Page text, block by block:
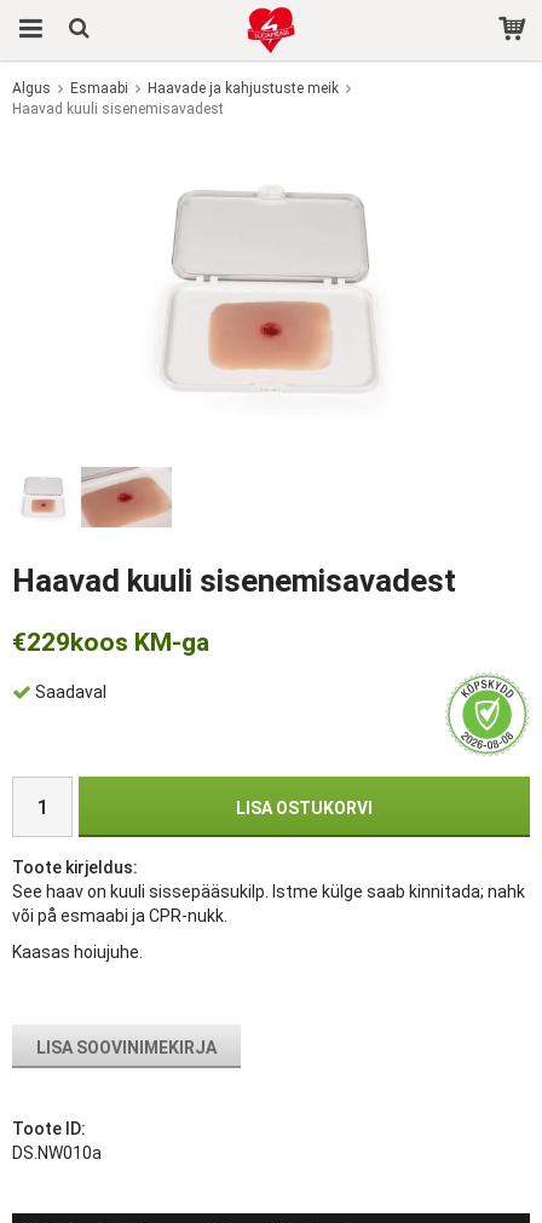
Toode on ostukorvi lisatud.
Algus Esmaabi
Haavade ja kahjustuste meik
Haavad kuuli sisenemisavadest
Haavad kuuli sisenemisavadest
€229koos KM-ga
Saadaval
LISA OSTUKORVI
Toote kirjeldus:
See haav on kuuli sissepääsukilp. Istme külge saab kinnitada; nahk
või på esmaabi ja CPR-nukk.
Kaasas hoiujuhe.
LISA SOOVINIMEKIRJA
Toote ID:
DS.NW010a